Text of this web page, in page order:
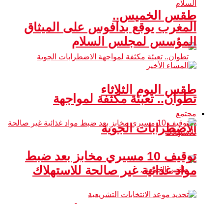
طقس الخميس..
تطوان.. تعبئة مكثفة لمواجهة
الاضطرابات الجوية
المغرب يوقع بدافوس على الميثاق
المؤسس لمجلس السلام
طقس اليوم الثلاثاء
مجتمع
توقيف 10 مسيري مخابز بعد ضبط
مواد غذائية غير صالحة للاستهلاك